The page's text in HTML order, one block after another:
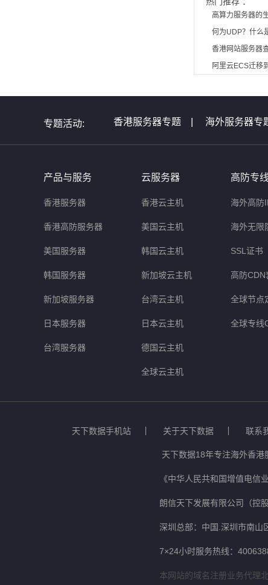
高算力服务器的
何为UDP？什么
香港网站服务器
阿里云ECS迁移
专题活动: 香港服务器专题 海外服务器专
全球服务器介绍专题 | 全球云主
产品与服务
香港服务器
香港高防服务器
美国服务器
韩国服务器
新加坡服务器
日本服务器
台湾服务器
云服务器
香港云主机
美国云主机
韩国云主机
新加坡云主机
台湾云主机
日本云主机
德国云主机
全球云主机
高防专线
海外高防
海外无限
SSL证书
高防CDN
全球节点
全球专线
天下数据手机站 关于天下数据 联系
天下数据18年专注海外香
《中华人民共和国增值电信
朗信天下发展有限公司（控
深圳总部：中国.深圳市南山
7×24小时服务热线：
本网站的域名注册业务代理